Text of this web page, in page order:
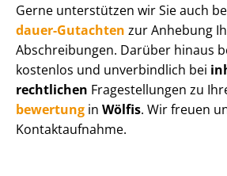
Gerne unterstützen wir Sie auch
dau­er-Gutachten zur Anhebung
Abschreibungen. Darüber hinaus
kostenlos und unverbindlich bei
rechtlichen Fragestellungen zu
be­wer­tung in Wölfis. Wir freuen
Kontaktaufnahme.